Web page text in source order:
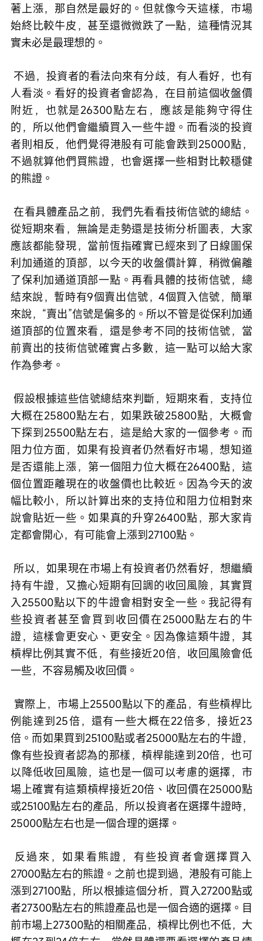
著上漲，那自然是最好的。但就像今天這樣，市場
始終比較牛皮，甚至還微微跌了一點，這種情況其
實未必是最理想的。
人看淡。看好的投資者會認為，在目前這個收盤價
附近，也就是26300點左右，應該是能夠守得住
的，所以他們會繼續買入一些牛證。而看淡的投資
者則相反，他們覺得港股有可能會跌到25000點，
不過就算他們買熊證，也會選擇一些相對比較穩健
的熊證。
在看具體產品之前，我們先看看技術信號的總結。
從短期來看，無論是走勢還是技術分析圖表，大家
應該都能發現，當前恆指確實已經來到了日線圖保
利加通道的頂部，以今天的收盤價計算，稍微偏離
了保利加通道頂部一點。再看具體的技術信號，總
結來說，暫時有9個賣出信號，4個買入信號，簡單
來說，“賣出”信號是偏多的。所以不管是從保利加通
道頂部的位置來看，還是參考不同的技術信號，當
前賣出的技術信號確實占多數，這一點可以給大家
作為參考。
假設根據這些信號總結來判斷，短期來看，支持位
大概在25800點左右，如果跌破25800點，大概會
下探到25500點左右，這是給大家的一個參考。而
阻力位方面，如果有投資者仍然看好市場，想知道
是否還能上漲，第一個阻力位大概在26400點，這
個位置距離現在的收盤價也比較近。因為今天的波
幅比較小，所以計算出來的支持位和阻力位相對來
說會貼近一些。如果真的升穿26400點，那大家肯
定都會開心，有可能會上漲到27100點。
持有牛證，又擔心短期有回調的收回風險，其實買
入25500點以下的牛證會相對安全一些。我記得有
些投資者甚至會買到收回價在25000點左右的牛
證，這樣會更安心、更安全。因為像這類牛證，其
槓桿比例其實不低，有些接近20倍，收回風險會低
一些，不容易觸及收回價。
例能達到25倍，還有一些大概在22倍多，接近23
倍。而如果買到25100點或者25000點左右的牛證，
像有些投資者認為的那樣，槓桿能達到20倍，也可
以降低收回風險，這也是一個可以考慮的選擇，市
場上確實有這類槓桿接近20倍、收回價在25000點
或25100點左右的產品，所以投資者在選擇牛證時，
25000點左右也是一個合理的選擇。
27000點左右的熊證。之前也提到過，港股有可能上
漲到27100點，所以根據這個分析，買入27200點或
者27300點左右的熊證產品也是一個合適的選擇。目
前市場上27300點的相關產品，槓桿比例也不低，大